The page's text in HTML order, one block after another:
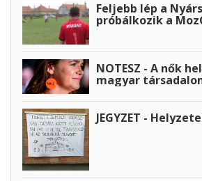
Feljebb lép a
próbálkozik a
NOTESZ - A nők
magyar
JEGYZET -